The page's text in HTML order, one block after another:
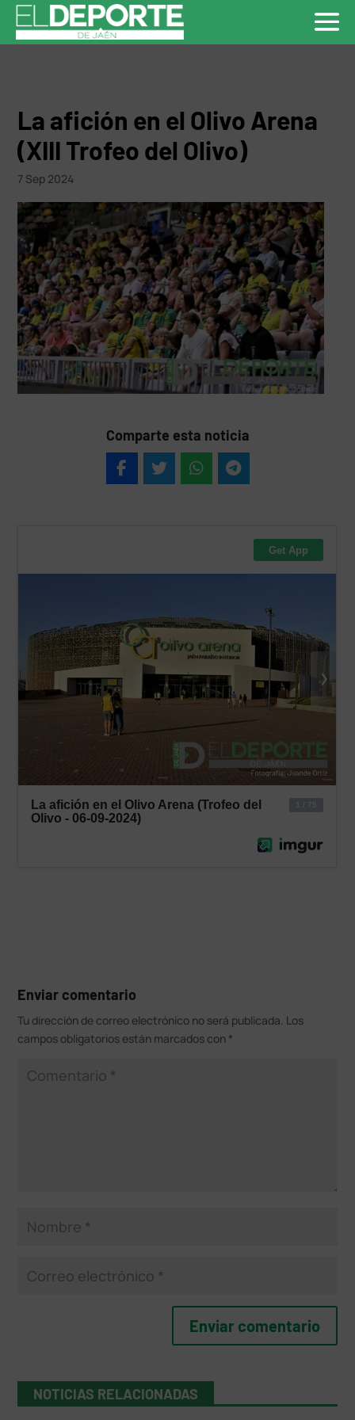
La afición en el Olivo Arena
(XIII Trofeo del Olivo)
7 Sep 2024
Comparte esta noticia
Enviar comentario
Tu dirección de correo electrónico no será publicada. Los
campos obligatorios están marcados con *
NOTICIAS RELACIONADAS